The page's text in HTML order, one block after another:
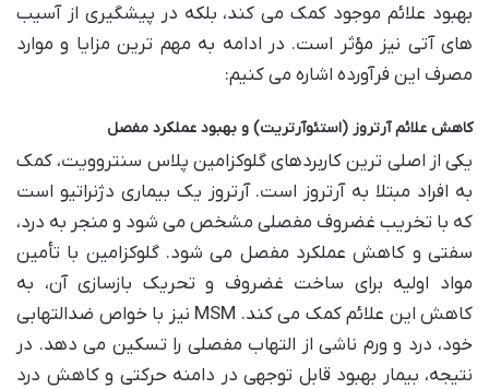
بهبود علائم موجود کمک می کند، بلکه در پیشگیری از آسیب
های آتی نیز مؤثر است. در ادامه به مهم ترین مزایا و موارد
مصرف این فرآورده اشاره می کنیم:
کاهش علائم آرتروز (استئوآرتریت) و بهبود عملکرد مفصل
یکی از اصلی ترین کاربردهای گلوکزامین پلاس سنتروویت، کمک
به افراد مبتلا به آرتروز است. آرتروز یک بیماری دژنراتیو است
که با تخریب غضروف مفصلی مشخص می شود و منجر به درد،
سفتی و کاهش عملکرد مفصل می شود. گلوکزامین با تأمین
مواد اولیه برای ساخت غضروف و تحریک بازسازی آن، به
کاهش این علائم کمک می کند. MSM نیز با خواص ضدالتهابی
خود، درد و ورم ناشی از التهاب مفصلی را تسکین می دهد. در
نتیجه، بیمار بهبود قابل توجهی در دامنه حرکتی و کاهش درد